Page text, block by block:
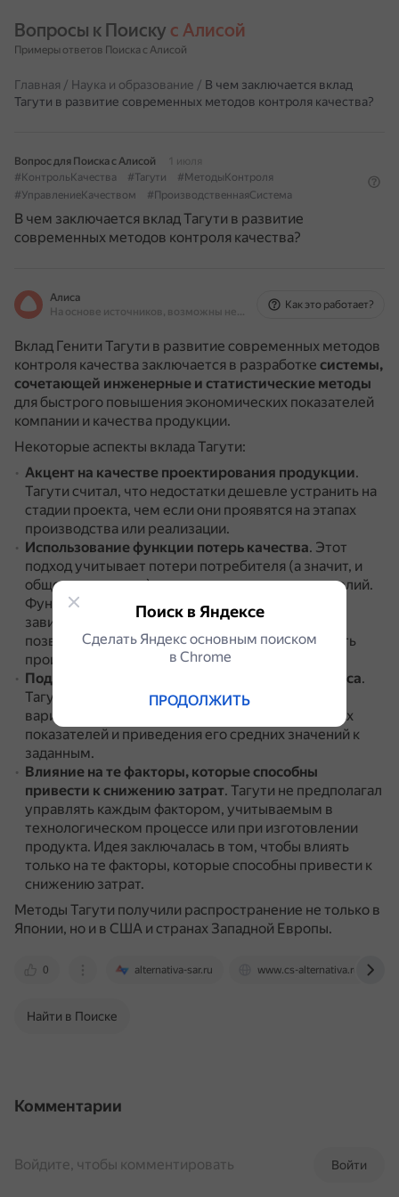
Вопросы к Поиску с Алисой
Примеры ответов Поиска с Алисой
Главная / Наука и образование / В чем заключается вклад
Тагути в развитие современных методов контроля качества?
Вопрос для Поиска с Алисой
1 июля
#КонтрольКачества
#Тагути
#МетодыКонтроля
#УправлениеКачеством
#ПроизводственнаяСистема
В чем заключается вклад Тагути в развитие
современных методов контроля качества?
Алиса
На основе источников, возможны неточности
Как это работает?
Вклад Генити Тагути в развитие современных методов
контроля качества заключается в разработке системы,
сочетающей инженерные и статистические методы
для быстрого повышения экономических показателей
компании и качества продукции.
Некоторые аспекты вклада Тагути:
Акцент на качестве проектирования продукции.
Тагути считал, что недостатки дешевле устранить на
стадии проекта, чем если они проявятся на этапах
производства или реализации.
Использование функции потерь качества. Этот
подход учитывает потери потребителя (а значит, и
общества в целом), связанные с качеством изделий.
Функция различает изделия внутри допуска в
зависимости от их близости к номиналу, что
позволяет более тонко оценивать и регулировать
производственный процесс.
Подход к уменьшению вариабельности процесса.
Тагути подчеркнул значимость уменьшения
вариабельности процесса относительно целевых
показателей и приведения его средних значений к
заданным.
Влияние на те факторы, которые способны
привести к снижению затрат. Тагути не предполагал
управлять каждым фактором, учитываемым в
технологическом процессе или при изготовлении
продукта. Идея заключалась в том, чтобы влиять
только на те факторы, которые способны привести к
снижению затрат.
Методы Тагути получили распространение не только в
Японии, но и в США и странах Западной Европы.
0 alternativa-sar.ru www.cs-alternativa.ru
Найти в Поиске
Комментарии
Войти
Войдите, чтобы комментировать
Поиск в Яндексе
Сделать Яндекс основным поиском
в Сhrome
ПРОДОЛЖИТЬ